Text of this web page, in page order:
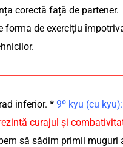
corectă față de partener.
forma de exercițiu
inferior. *9º kyu (cu
curajul şi
să sădim primii muguri